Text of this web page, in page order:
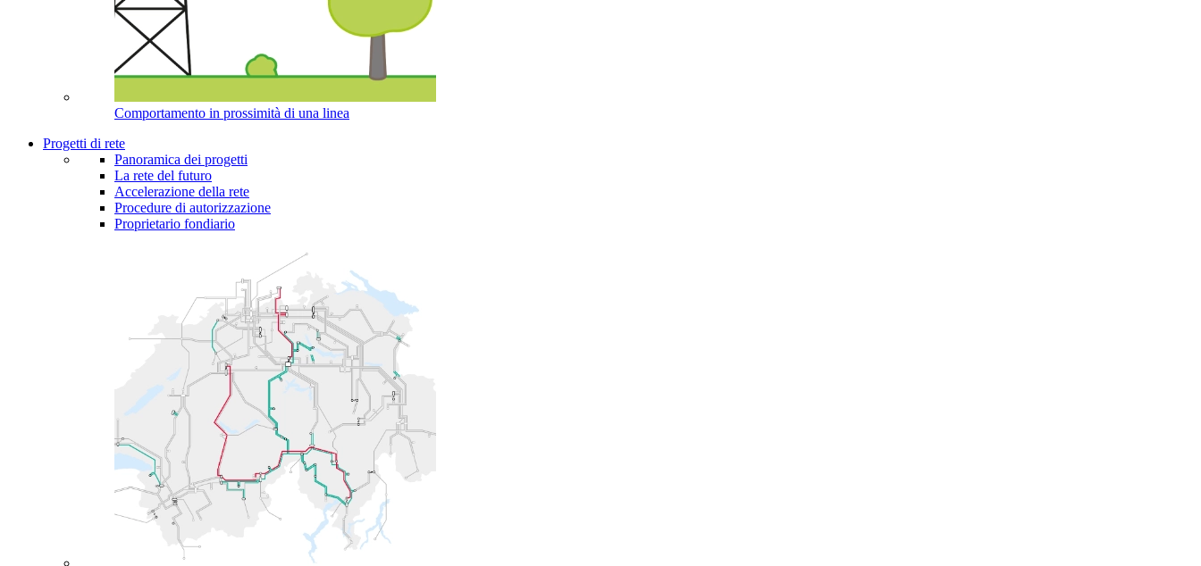
Comportamento in prossimità di una linea
Progetti di rete
Panoramica dei progetti
La rete del futuro
Accelerazione della rete
Procedure di autorizzazione
Proprietario fondiario